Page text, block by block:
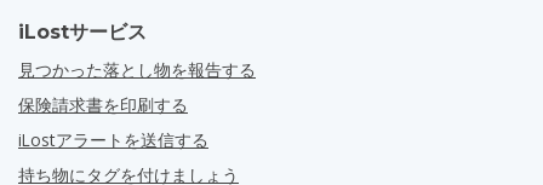
iLostサービス
見つかった落とし物を報告する
保険請求書を印刷する
iLostアラートを送信する
持ち物にタグを付けましょう